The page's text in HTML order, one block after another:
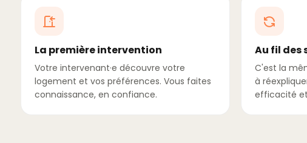
La première intervention
Votre intervenant·e découvre votre
logement et vos préférences. Vous faites
connaissance, en confiance.
Au fil des
C'est la
à
efficacité